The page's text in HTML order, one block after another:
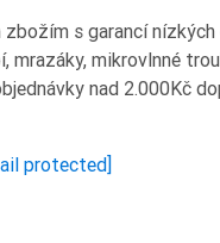
s garancí nízkých
mrazáky, mikrovlnné
nad 2.000Kč
protected]